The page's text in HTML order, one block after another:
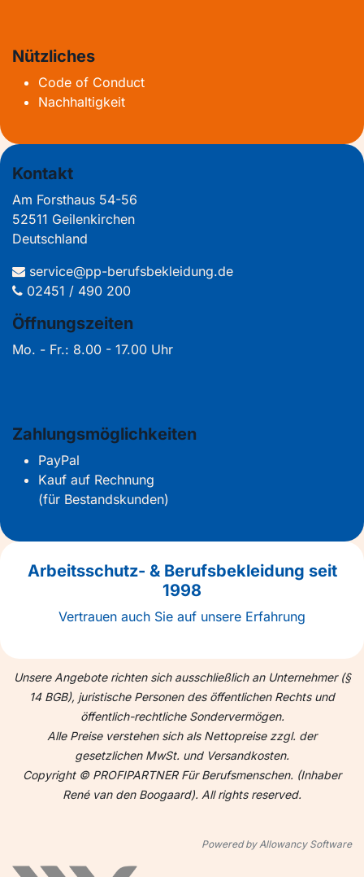
Nützliches
Code of Conduct
Nachhaltigkeit
Kontakt
Am Forsthaus 54-56
52511 Geilenkirchen
Deutschland
service@pp-berufsbekleidung.de
02451 / 490 200
Öffnungszeiten
Mo. - Fr.: 8.00 - 17.00 Uhr
Zahlungsmöglichkeiten
PayPal
Kauf auf Rechnung
(für Bestandskunden)
Arbeitsschutz- & Berufsbekleidung seit
1998
Vertrauen auch Sie auf unsere Erfahrung
Unsere Angebote richten sich ausschließlich an Unternehmer (§
14 BGB), juristische Personen des öffentlichen Rechts und
öffentlich-rechtliche Sondervermögen.
Alle Preise verstehen sich als Nettopreise zzgl. der
gesetzlichen MwSt. und Versandkosten.
Copyright © PROFIPARTNER Für Berufsmenschen. (Inhaber
René van den Boogaard). All rights reserved.
Powered by Allowancy Software